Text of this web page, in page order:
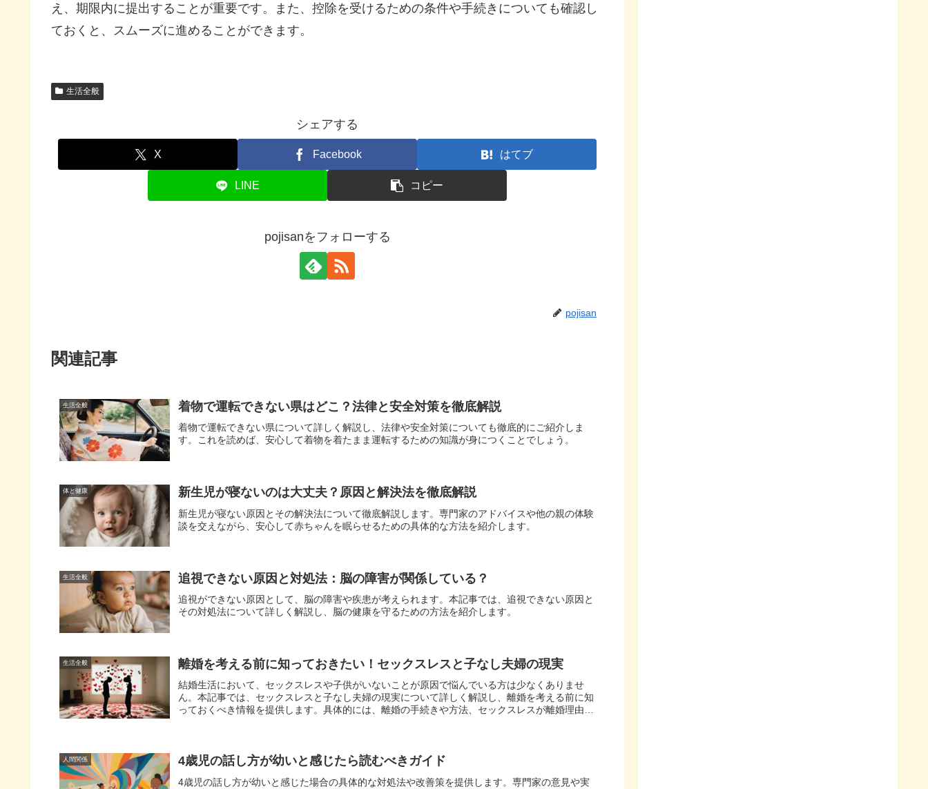
え、期限内に提出することが重要です。また、控除を受けるための条件や手続きについても確認し
ておくと、スムーズに進めることができます。
生活全般
シェアする
X Facebook はてブ
LINE コピー
pojisanをフォローする
pojisan
関連記事
生活全般 着物で運転できない県はどこ？法律と安全対策を徹底解説
着物で運転できない県について詳しく解説し、法律や安全対策についても徹底的にご紹介しま
す。これを読めば、安心して着物を着たまま運転するための知識が身につくことでしょう。
体と健康 新生児が寝ないのは大丈夫？原因と解決法を徹底解説
新生児が寝ない原因とその解決法について徹底解説します。専門家のアドバイスや他の親の体験
談を交えながら、安心して赤ちゃんを眠らせるための具体的な方法を紹介します。
生活全般 追視できない原因と対処法：脳の障害が関係している？
追視ができない原因として、脳の障害や疾患が考えられます。本記事では、追視できない原因と
その対処法について詳しく解説し、脳の健康を守るための方法を紹介します。
生活全般 離婚を考える前に知っておきたい！セックスレスと子なし夫婦の現実
結婚生活において、セックスレスや子供がいないことが原因で悩んでいる方は少なくありませ
ん。本記事では、セックスレスと子なし夫婦の現実について詳しく解説し、離婚を考える前に知
っておくべき情報を提供します。具体的には、離婚の手続きや方法、セックスレスが離婚理由と
人間関係 4歳児の話し方が幼いと感じたら読むべきガイド
4歳児の話し方が幼いと感じた場合の具体的な対処法や改善策を提供します。専門家の意見や実